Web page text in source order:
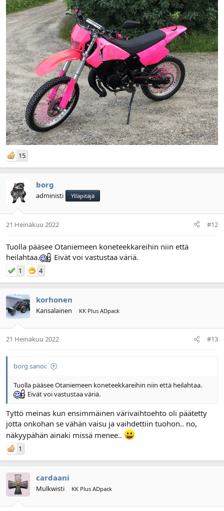
15
borg
administi Ylläpitäjä
21 Heinäkuu 2022 #12
Tuolla pääsee Otaniemeen koneteekkareihin niin että
heilahtaa.
Eivät voi vastustaa väriä.
1 4
korhonen
Kansalainen KK Plus ADpack
21 Heinäkuu 2022 #13
borg sanoi:
Tuolla pääsee Otaniemeen koneteekkareihin niin että heilahtaa.
Eivät voi vastustaa väriä.
Tyttö meinas kun ensimmäinen värivaihtoehto oli päätetty
jotta onkohan se vähän vaisu ja vaihdettiin tuohon.. no,
näkyypähän ainaki missä menee..
1
cardaani
Mulkwisti KK Plus ADpack